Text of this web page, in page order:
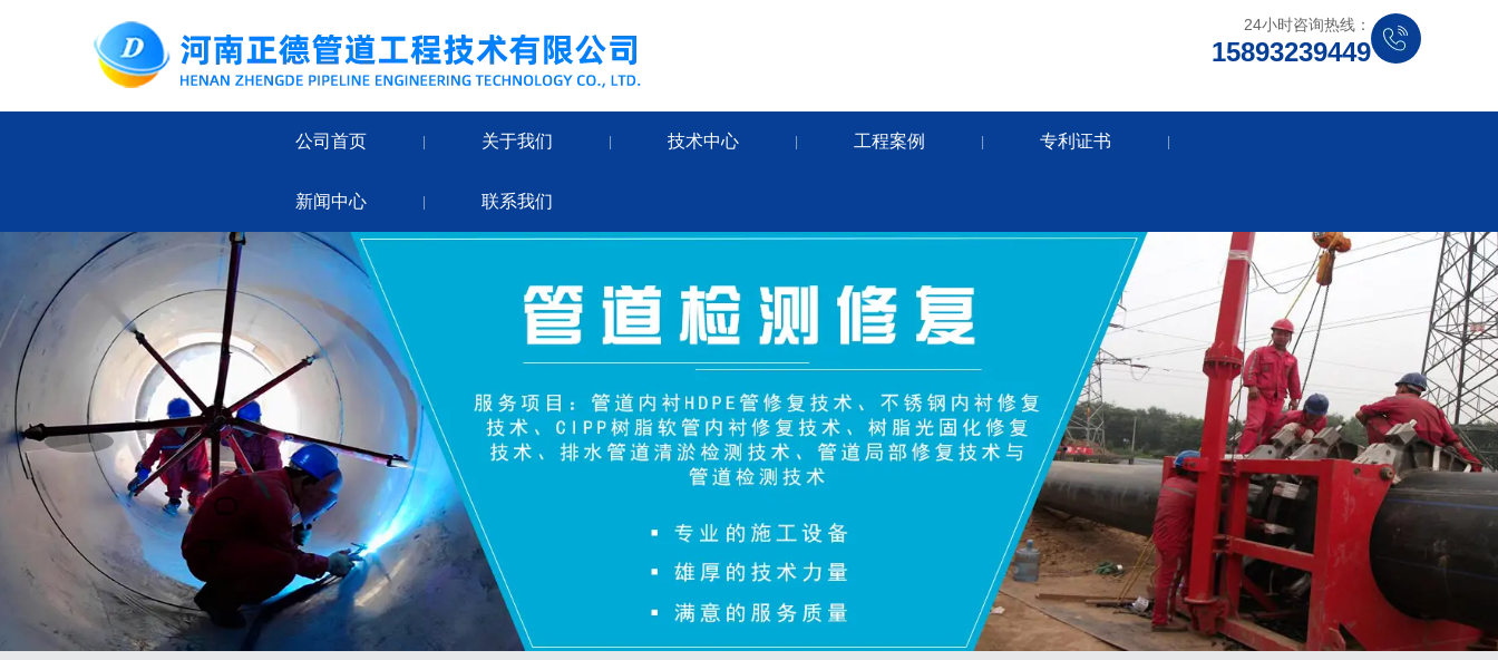
24小时咨询热线：
15893239449
公司首页 | 关于我们 | 技术中心 | 工程案例 | 专利证书 |
新闻中心 | 联系我们